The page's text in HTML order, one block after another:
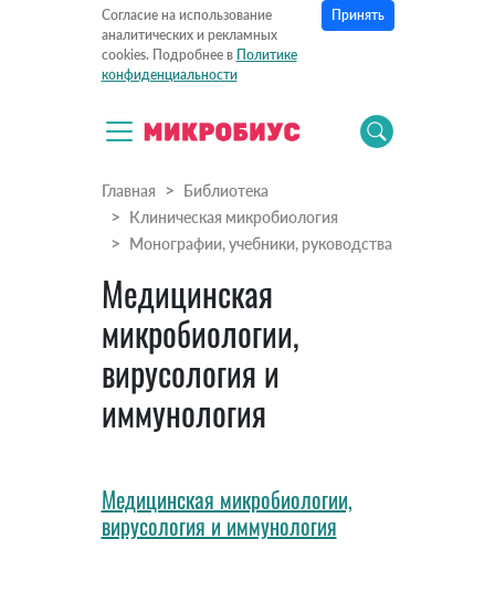
Согласие на использование
аналитических и рекламных
cookies. Подробнее в Политике
конфиденциальности
Принять
Главная
Библиотека
Клиническая микробиология
Монографии, учебники, руководства
Медицинская
микробиологии,
вирусология и
иммунология
Медицинская микробиологии,
вирусология и иммунология